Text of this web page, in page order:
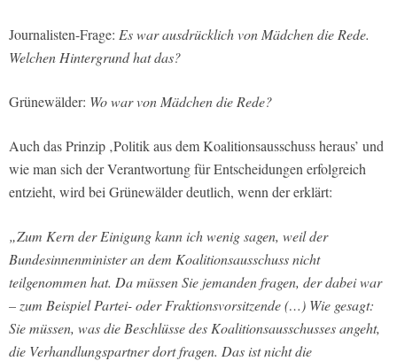
Journalisten-Frage: Es war ausdrücklich von Mädchen die Rede.
Welchen Hintergrund hat das?
Grünewälder: Wo war von Mädchen die Rede?
Auch das Prinzip ‚Politik aus dem Koalitionsausschuss heraus’ und
wie man sich der Verantwortung für Entscheidungen erfolgreich
entzieht, wird bei Grünewälder deutlich, wenn der erklärt:
„Zum Kern der Einigung kann ich wenig sagen, weil der
Bundesinnenminister an dem Koalitionsausschuss nicht
teilgenommen hat. Da müssen Sie jemanden fragen, der dabei war
– zum Beispiel Partei- oder Fraktionsvorsitzende (…) Wie gesagt:
Sie müssen, was die Beschlüsse des Koalitionsausschusses angeht,
die Verhandlungspartner dort fragen. Das ist nicht die